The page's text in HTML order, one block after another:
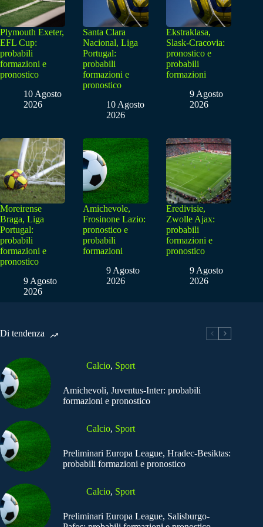
Plymouth Exeter,
EFL Cup:
probabili
formazioni e
pronostico
10 Agosto
2026
Santa Clara
Nacional, Liga
Portugal:
probabili
formazioni e
pronostico
10 Agosto
2026
Ekstraklasa,
Slask-Cracovia:
pronostico e
probabili
formazioni
9 Agosto
2026
Moreirense
Braga, Liga
Portugal:
probabili
formazioni e
pronostico
9 Agosto
2026
Amichevole,
Frosinone Lazio:
pronostico e
probabili
formazioni
9 Agosto
2026
Eredivisie,
Zwolle Ajax:
probabili
formazioni e
pronostico
9 Agosto
2026
Di tendenza
Calcio, Sport
Amichevoli, Juventus-Inter: probabili
formazioni e pronostico
Calcio, Sport
Preliminari Europa League, Hradec-Besiktas:
probabili formazioni e pronostico
Calcio, Sport
Preliminari Europa League, Salisburgo-